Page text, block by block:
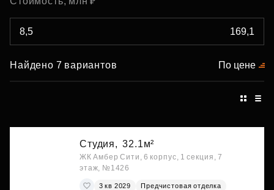
Найдено 7 вариантов По цене
Студия, 32.1м²
ЖК Амбер Сити, 6 корпус, 1 секция, 7
этаж, №1426
3 кв 2029
Предчистовая отделка